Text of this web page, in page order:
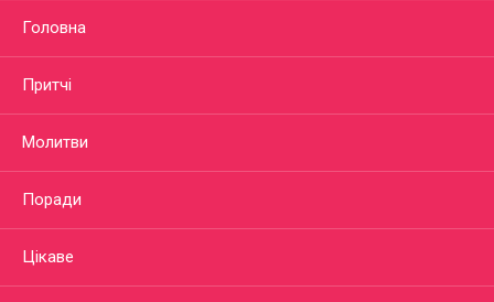
Головна
Притчі
Молитви
Поради
Цікаве